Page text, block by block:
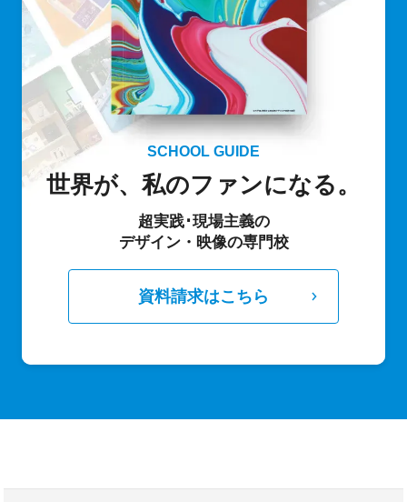
SCHOOL GUIDE
世界が、私のファンになる。
超実践･現場主義の
デザイン・映像の専門校
資料請求はこちら